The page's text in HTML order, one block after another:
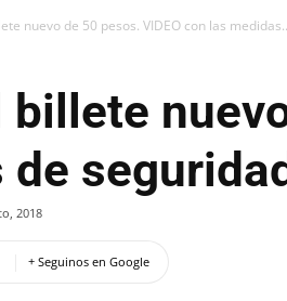
nuevo de 50 pesos. VIDEO con las
de
2018
+ Seguinos en Google